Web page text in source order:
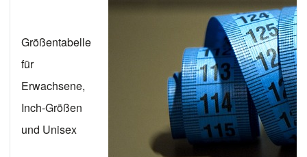
Größentabelle
für
Erwachsene,
Inch-Größen
und Unisex